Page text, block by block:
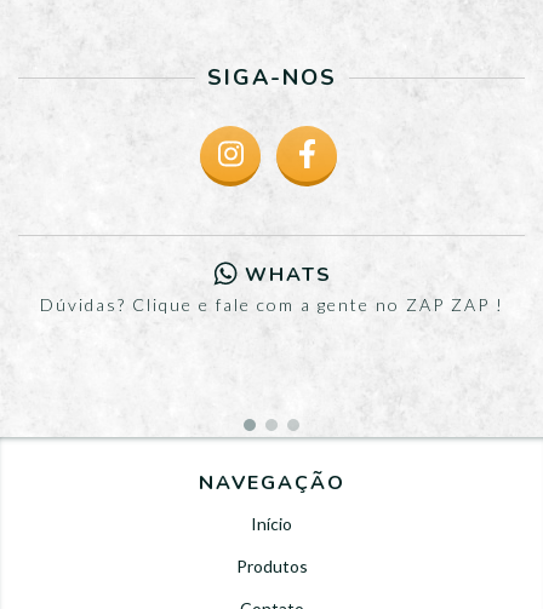
SIGA-NOS
WHATS
Dúvidas? Clique e fale com a gente no ZAP ZAP !
NAVEGAÇÃO
Início
Produtos